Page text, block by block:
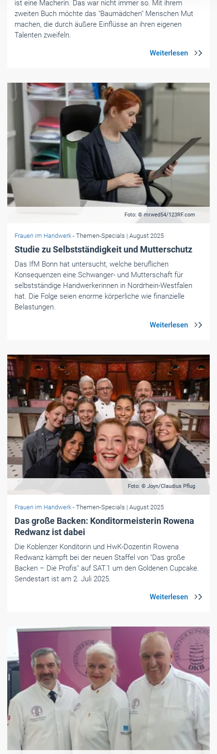
ist eine Macherin. Das war nicht immer so. Mit ihrem
zweiten Buch möchte das "Baumädchen" Menschen Mut
machen, die durch äußere Einflüsse an ihren eigenen
Talenten zweifeln.
Foto: © mrwed54/123RF.com
Frauen im Handwerk - Themen-Specials | August 2025
Studie zu Selbstständigkeit und Mutterschutz
Das IfM Bonn hat untersucht, welche beruflichen
Konsequenzen eine Schwanger- und Mutterschaft für
selbstständige Handwerkerinnen in Nordrhein-Westfalen
hat. Die Folge seien enorme körperliche wie finanzielle
Belastungen.
Foto: © Joyn/Claudius Pflug
Frauen im Handwerk - Themen-Specials | August 2025
Das große Backen: Konditormeisterin Rowena
Redwanz ist dabei
Die Koblenzer Konditorin und HwK-Dozentin Rowena
Redwanz kämpft bei der neuen Staffel von "Das große
Backen – Die Profis" auf SAT.1 um den Goldenen Cupcake.
Sendestart ist am 2. Juli 2025.